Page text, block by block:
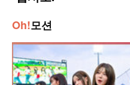
Oh!모션